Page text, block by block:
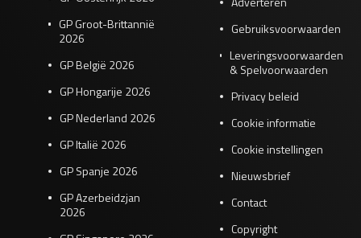
GP Groot-Brittannië
2026
GP België 2026
GP Hongarije 2026
GP Nederland 2026
GP Italië 2026
GP Spanje 2026
GP Azerbeidzjan
2026
Gebruiksvoorwaarden
Leveringsvoorwaarden
& Spelvoorwaarden
Privacy beleid
Cookie informatie
Cookie instellingen
Nieuwsbrief
Contact
Copyright